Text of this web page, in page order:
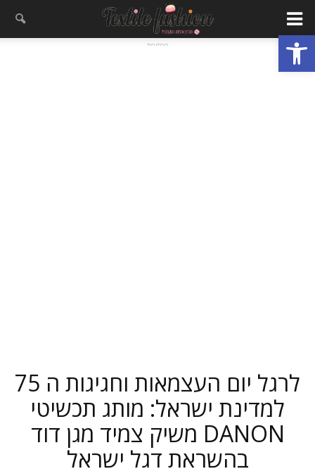
פתח סרגל נגישות - פרסומת -
לרגל יום העצמאות וחגיגות ה 75
למדינת ישראל: מותג תכשיטי
DANON משיק צמיד מגן דוד
בהשראת דגל ישראל